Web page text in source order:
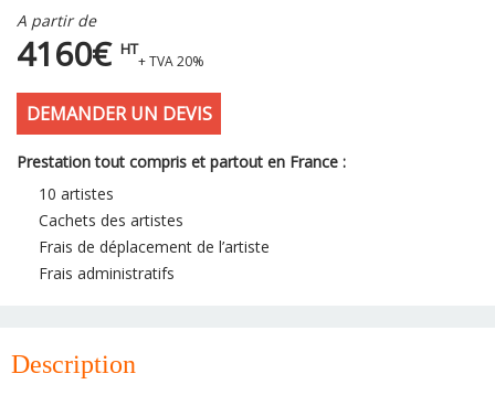
A partir de
4160€ HT
+ TVA 20%
DEMANDER UN DEVIS
Prestation tout compris et partout en France :
10 artistes
Cachets des artistes
Frais de déplacement de l’artiste
Frais administratifs
Description